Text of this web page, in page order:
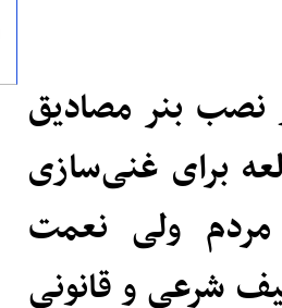
نصب بنر مصادیق
برای غنی‌سازی
مردم ولی نعمت
شرعی و قانونی